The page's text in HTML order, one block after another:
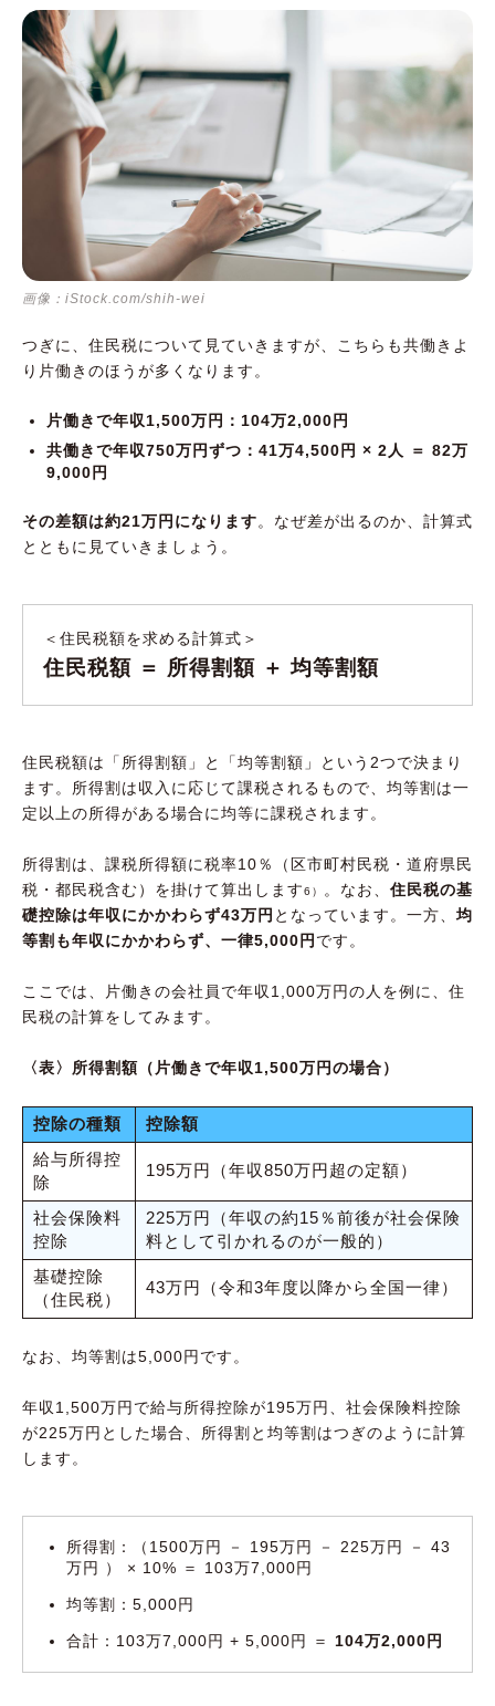
画像：iStock.com/shih-wei
つぎに、住民税について見ていきますが、こちらも共働きよ
り片働きのほうが多くなります。
片働きで年収1,500万円：104万2,000円
共働きで年収750万円ずつ：41万4,500円 × 2人 ＝ 82万
9,000円
その差額は約21万円になります。なぜ差が出るのか、計算式
とともに見ていきましょう。
＜住民税額を求める計算式＞
住民税額 ＝ 所得割額 ＋ 均等割額
住民税額は「所得割額」と「均等割額」という2つで決まり
ます。所得割は収入に応じて課税されるもので、均等割は一
定以上の所得がある場合に均等に課税されます。
所得割は、課税所得額に税率10％（区市町村民税・道府県民
税・都民税含む）を掛けて算出します6） 。なお、 住民税の基
礎控除は年収にかかわらず43万円 となっています。一方、均
等割も年収にかかわらず、一律5,000円 です。
ここでは、片働きの会社員で年収1,000万円の人を例に、住
民税の計算をしてみます。
〈表〉所得割額（片働きで年収1,500万円の場合）
控除の種類
控除額
給与所得控
除
195万円（年収850万円超の定額）
社会保険料
控除
225万円（年収の約15％前後が社会保険
料として引かれるのが一般的）
基礎控除
（住民税）
43万円（令和3年度以降から全国一律）
なお、均等割は5,000円です。
年収1,500万円で給与所得控除が195万円、社会保険料控除
が225万円とした場合、所得割と均等割はつぎのように計算
します。
所得割：（1500万円 － 195万円 － 225万円 － 43
万円 ） × 10% ＝ 103万7,000円
均等割：5,000円
合計：103万7,000円 + 5,000円 ＝ 104万2,000円